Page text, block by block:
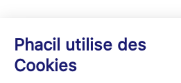
Phacil utilise des
Cookies